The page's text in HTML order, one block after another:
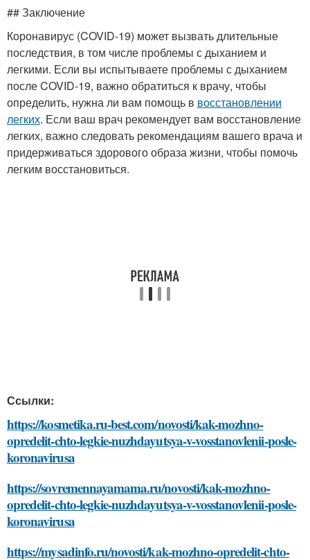
## Заключение
Коронавирус (COVID-19) может вызвать длительные
последствия, в том числе проблемы с дыханием и
легкими. Если вы испытываете проблемы с дыханием
после COVID-19, важно обратиться к врачу, чтобы
определить, нужна ли вам помощь в восстановлении
легких. Если ваш врач рекомендует вам восстановление
легких, важно следовать рекомендациям вашего врача и
придерживаться здорового образа жизни, чтобы помочь
легким восстановиться.
Ссылки:
https://kosmetika.ru-best.com/novosti/kak-mozhno-
opredelit-chto-legkie-nuzhdayutsya-v-vosstanovlenii-posle-
koronavirusa
https://sovremennayamama.ru/novosti/kak-mozhno-
opredelit-chto-legkie-nuzhdayutsya-v-vosstanovlenii-posle-
koronavirusa
https://mysadinfo.ru/novosti/kak-mozhno-opredelit-chto-